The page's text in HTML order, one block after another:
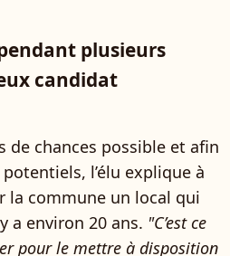
plusieurs
candidat
de chances possible et afin
l’élu explique à
la commune un local qui
a environ 20 ans. "C’est ce
pour le mettre à disposition